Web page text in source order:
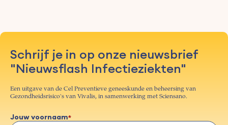
Schrijf je in op onze nieuwsbrief
"Nieuwsflash Infectieziekten"
Een uitgave van de Cel Preventieve geneeskunde en beheersing van
Gezondheidsrisico's van Vivalis, in samenwerking met Sciensano.
Jouw voornaam